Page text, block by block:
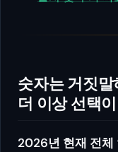
숫자는 거짓
더 이상 선택
2026년 현재 전체